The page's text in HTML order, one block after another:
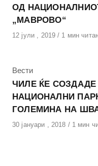
ОД
„МАВРОВО“
Објавено
12 јули , 2019 1 мин
КАтегорија
Вести
ЧИЛЕ ЌЕ
НАЦИОНАЛНИ
ГОЛЕМИНА НА
Објавено
30 јануари , 2018 1 мин